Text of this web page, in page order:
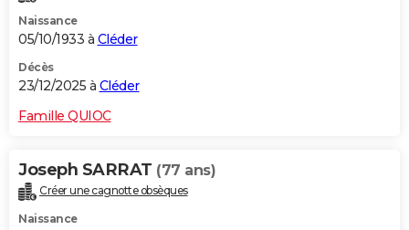
Naissance
05/10/1933 à Cléder
Décès
23/12/2025 à Cléder
Famille QUIOC
Joseph SARRAT (77 ans)
Créer une cagnotte obsèques
Naissance